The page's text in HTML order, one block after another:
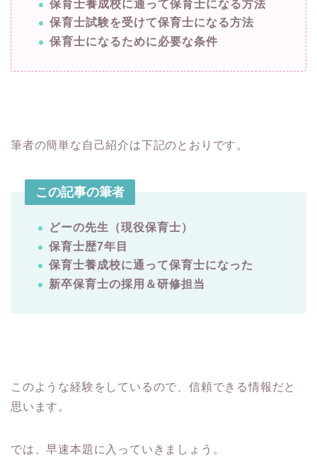
保育士養成校に通って保育士になる方法
保育士試験を受けて保育士になる方法
保育士になるために必要な条件
筆者の簡単な自己紹介は下記のとおりです。
この記事の筆者
どーの先生（現役保育士）
保育士歴7年目
保育士養成校に通って保育士になった
新卒保育士の採用＆研修担当
このような経験をしているので、信頼できる情報だと
思います。
では、早速本題に入っていきましょう。